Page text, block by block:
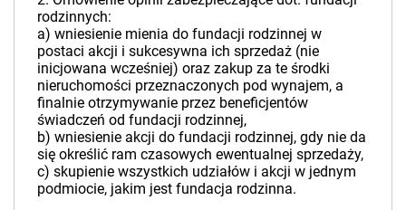
rodzinnych:
a) wniesienie mienia do fundacji rodzinnej w
postaci akcji i sukcesywna ich sprzedaż (nie
inicjowana wcześniej) oraz zakup za te środki
nieruchomości przeznaczonych pod wynajem, a
finalnie otrzymywanie przez beneficjentów
świadczeń od fundacji rodzinnej,
b) wniesienie akcji do fundacji rodzinnej, gdy nie da
się określić ram czasowych ewentualnej sprzedaży,
c) skupienie wszystkich udziałów i akcji w jednym
podmiocie, jakim jest fundacja rodzinna.